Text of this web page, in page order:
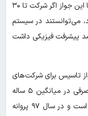
تاسیس ایجادی یا توسعه‌ای را آماده کند و با این جواز اگر شرکت تا ۳۰
می‌توانستند در سیستم
ثبت سفارش کنند و اگر ۷۰ درصد پیشرفت فیزیکی داشت
در سال ۱۴۰۰ تا ۱۴۰۱ بالغ بر ۱۶ جواز تاسیس برای شرکت‌های
گروه دبش صادر شده است. میزان چای مصرفی در میانگین ۵ ساله
گذشته و واردات کشور حداکثر ۷۵ هزار تن است و در سال ۹۷ پروانه